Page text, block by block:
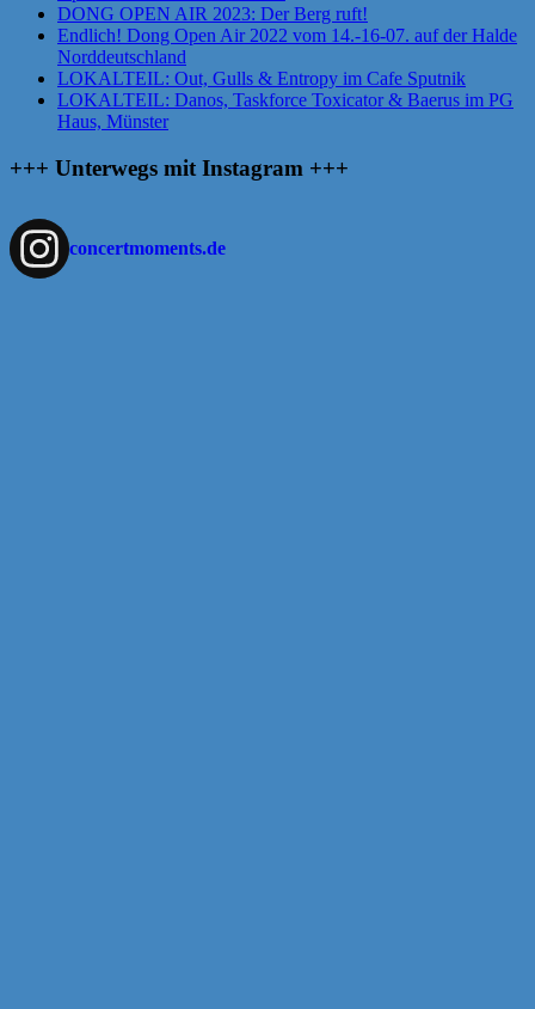
DONG OPEN AIR 2023: Der Berg ruft!
Endlich! Dong Open Air 2022 vom 14.-16-07. auf der Halde
Norddeutschland
LOKALTEIL: Out, Gulls & Entropy im Cafe Sputnik
LOKALTEIL: Danos, Taskforce Toxicator & Baerus im PG
Haus, Münster
+++ Unterwegs mit Instagram +++
concertmoments.de